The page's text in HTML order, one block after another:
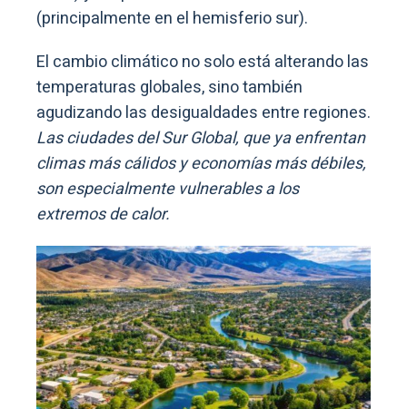
(principalmente en el hemisferio sur).
El cambio climático no solo está alterando las
temperaturas globales, sino también
agudizando las desigualdades entre regiones.
Las ciudades del Sur Global, que ya enfrentan
climas más cálidos y economías más débiles,
son especialmente vulnerables a los
extremos de calor.